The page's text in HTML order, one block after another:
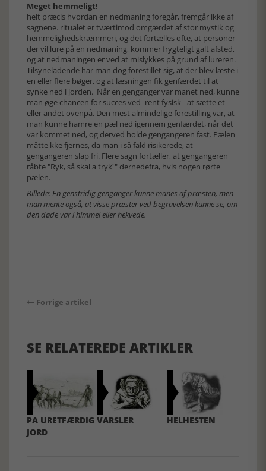
Meget hemmeligt!
helt præcis hvordan en nedmaning foregår, fremgår ikke af
sagnene. ritualet er tværtimod omgærdet af stor mystik og
hemmelighedskræmmeri, og det fortælles ofte, at personer
der vil lure på en nedmaning, kommer frygteligt galt afsted,
og at nedmaningen er ved at mislykkes på grund af lureren.
Tilsyneladende har man dog forestillet sig, at der blev læste i
en eller flere bøger, og at læsningen fik genfærdet til at
synke ned i jorden. Når en genganger var manet ned, kunne
man øge chancen for succes ved -rent fysisk - at sætte et
eller andet ovenpå. Den mest almindelige forestilling var, at
man kunne hamre en pæl ned igennem genfærdet, når det
var kommet ned, og derved holde gengangeren fast. Pælen
måtte kke fjernes, da man i så fald risikerede, at
gengangeren slap fri. Flere sagn fortæller, at gengangeren
råbte "Ryk, så skal a tryk´" dernedefra, hvis nogen rørte
pælen.
Billede: En genstridig genganger kunne manes af præsten, men
man mente også, at visse præster ved begravelsen kunne se, om
den døde var i himmel eller hekvede.
Forrige artikel
SE RELATEREDE ARTIKLER
PÅ URETFÆRDIG
JORD
VARSLER HELHESTEN